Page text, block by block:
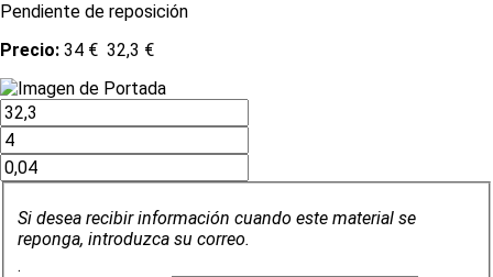
Pendiente de reposición
Precio: 34 € 32,3 €
Si desea recibir información cuando este material se
reponga, introduzca su correo.
.